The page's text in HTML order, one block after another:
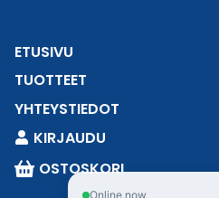
ETUSIVU
TUOTTEET
YHTEYSTIEDOT
KIRJAUDU
OSTOSKORI
Online now